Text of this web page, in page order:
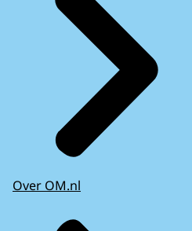
Over OM.nl